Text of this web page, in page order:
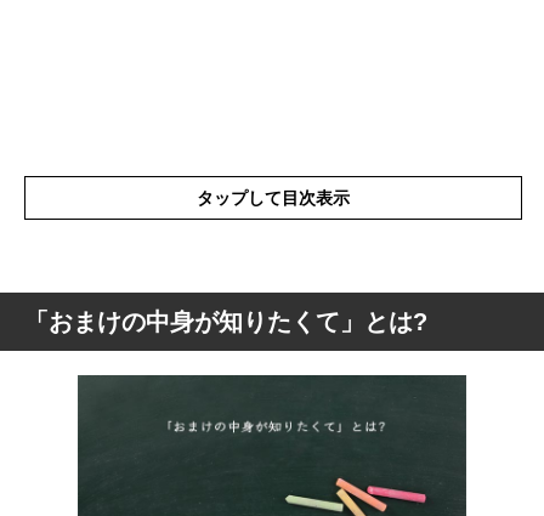
タップして目次表示
「おまけの中身が知りたくて」とは?
「おまけの中身が知りたくて」とは?